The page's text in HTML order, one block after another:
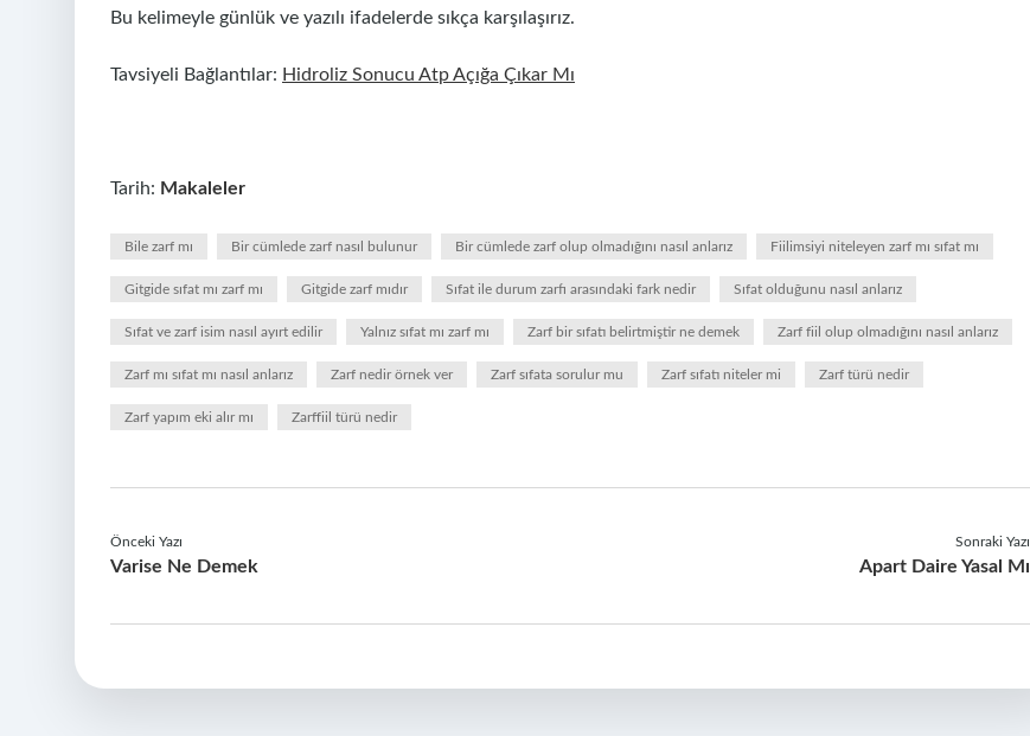
Bu kelimeyle günlük ve yazılı ifadelerde sıkça karşılaşırız.
Tavsiyeli Bağlantılar: Hidroliz Sonucu Atp Açığa Çıkar Mı
Tarih: Makaleler
Bile zarf mı Bir cümlede zarf nasıl bulunur Bir cümlede zarf olup olmadığını nasıl anlarız Fiilimsiyi niteleyen zarf mı sıfat mı
Gitgide sıfat mı zarf mı Gitgide zarf mıdır Sıfat ile durum zarfı arasındaki fark nedir Sıfat olduğunu nasıl anlarız
Sıfat ve zarf isim nasıl ayırt edilir Yalnız sıfat mı zarf mı Zarf bir sıfatı belirtmiştir ne demek Zarf fiil olup olmadığını nasıl anlarız
Zarf mı sıfat mı nasıl anlarız Zarf nedir örnek ver Zarf sıfata sorulur mu Zarf sıfatı niteler mi Zarf türü nedir
Zarf yapım eki alır mı Zarffiil türü nedir
Önceki Yazı
Varise Ne Demek
Sonraki Yazı
Apart Daire Yasal Mı